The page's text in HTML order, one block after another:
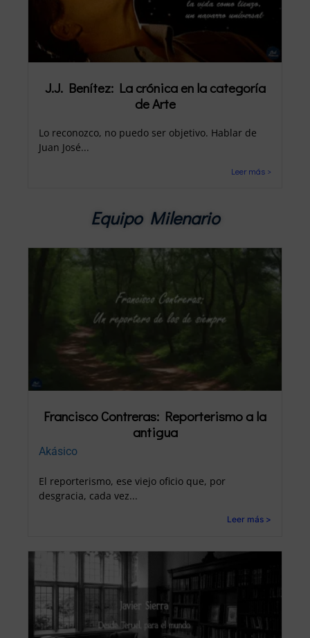
J.J. Benítez: La crónica en la categoría
de Arte
Lo reconozco, no puedo ser objetivo. Hablar de
Juan José...
Leer más >
Equipo Milenario
Francisco Contreras: Reporterismo a la
antigua
Akásico
El reporterismo, ese viejo oficio que, por
desgracia, cada vez...
Leer más >